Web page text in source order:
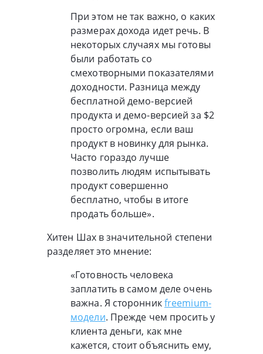
При этом не так важно, о каких
размерах дохода идет речь. В
некоторых случаях мы готовы
были работать со
смехотворными показателями
доходности. Разница между
бесплатной демо-версией
продукта и демо-версией за $2
просто огромна, если ваш
продукт в новинку для рынка.
Часто гораздо лучше
позволить людям испытывать
продукт совершенно
бесплатно, чтобы в итоге
продать больше».
Хитен Шах в значительной степени
разделяет это мнение:
«Готовность человека
заплатить в самом деле очень
важна. Я сторонникfreemium-
модели. Прежде чем просить у
клиента деньги, как мне
кажется, стоит объяснить ему,